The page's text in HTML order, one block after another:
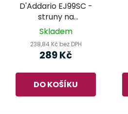
D'Addario EJ99SC -
struny na
sopránové/koncertní
Skladem
238,84 Kč bez DPH
289 Kč
DO KOŠÍKU